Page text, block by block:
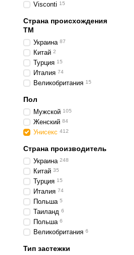
Visconti 15
Страна происхождения
ТМ
Украина 87
Китай 2
Турция 15
Италия 74
Великобритания 15
Пол
Мужской 105
Женский 84
Унисекс 412
Страна производитель
Украина 248
Китай 35
Турция 15
Италия 74
Польша 5
Таиланд 6
Польша 6
Великобритания 6
Тип застежки